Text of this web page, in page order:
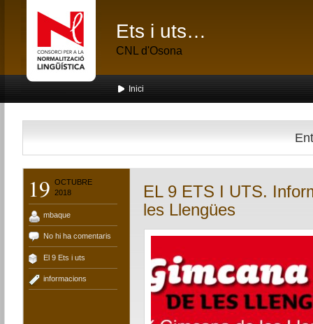
Ets i uts…
CNL d'Osona
Inici
19
OCTUBRE
2018
mbaque
No hi ha comentaris
El 9 Ets i uts
informacions
EL 9 ETS I UTS.
les Llengües